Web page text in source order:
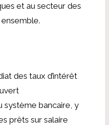
et au secteur des
des taux d’intérêt
système bancaire, y
prêts sur salaire